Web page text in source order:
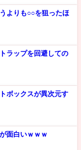
よりも○○を狙ったほ
ラップを回避しての
ボックスが異次元す
面白いｗｗｗ